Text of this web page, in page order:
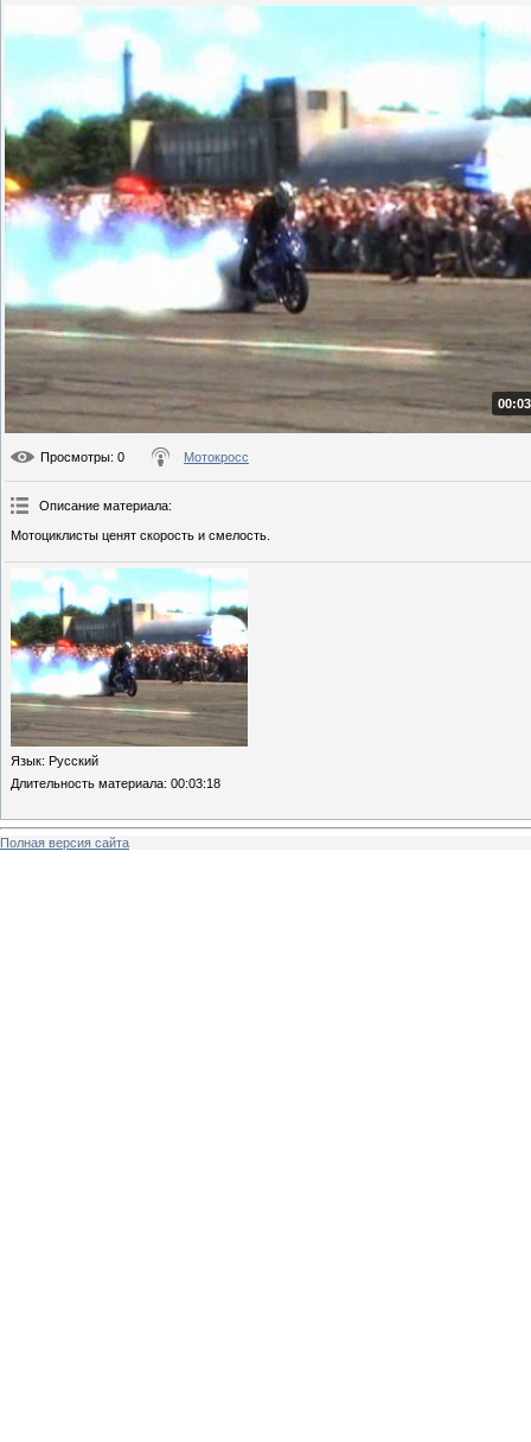
Просмотры: 0 Мотокросс
Описание материала:
Мотоциклисты ценят скорость и смелость.
Язык: Русский
Длительность материала: 00:03:18
Полная версия сайта